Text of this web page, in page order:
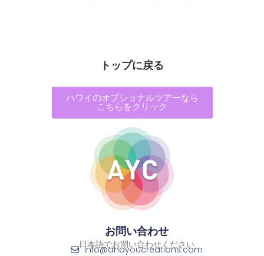
トップに戻る
ハワイのオプショナルツアーなら
こちらをクリック
お問い合わせ
日本語でお問い合わせください
info@andyoucreations.com